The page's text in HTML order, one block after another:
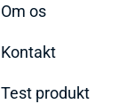
Om os
Kontakt
Test produkt